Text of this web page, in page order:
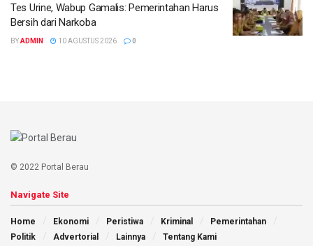
Tes Urine, Wabup Gamalis: Pemerintahan Harus
Bersih dari Narkoba
BYADMIN 10 AGUSTUS 2026 0
© 2022 Portal Berau
Navigate Site
Home Ekonomi Peristiwa Kriminal
Pemerintahan
Politik
Advertorial Lainnya Tentang Kami